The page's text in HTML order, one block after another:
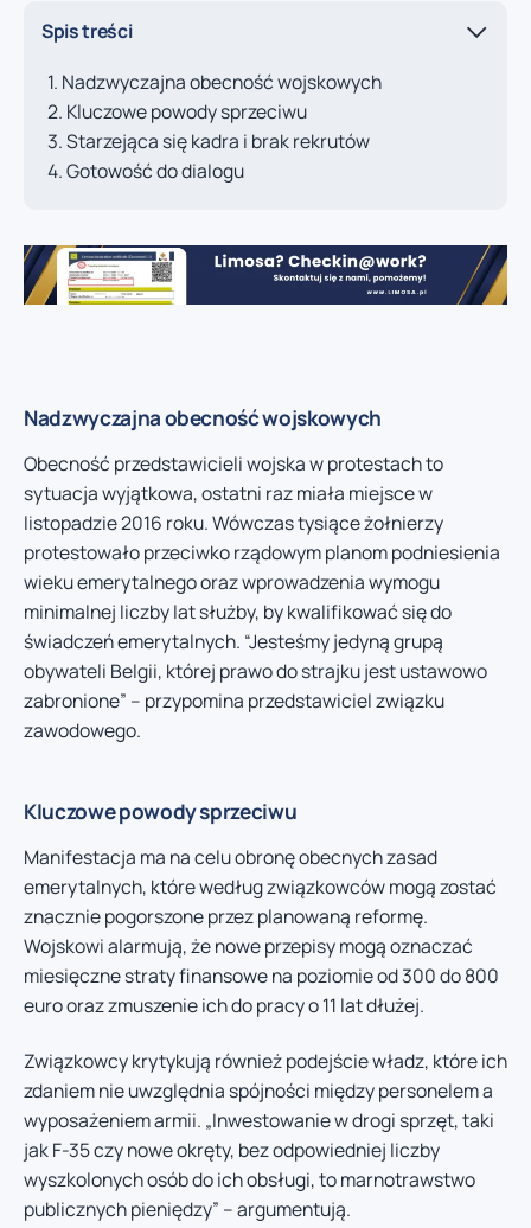
Spis treści
Nadzwyczajna obecność wojskowych
Kluczowe powody sprzeciwu
Starzejąca się kadra i brak rekrutów
Gotowość do dialogu
Nadzwyczajna obecność wojskowych
Obecność przedstawicieli wojska w protestach to
sytuacja wyjątkowa, ostatni raz miała miejsce w
listopadzie 2016 roku. Wówczas tysiące żołnierzy
protestowało przeciwko rządowym planom podniesienia
wieku emerytalnego oraz wprowadzenia wymogu
minimalnej liczby lat służby, by kwalifikować się do
świadczeń emerytalnych. “Jesteśmy jedyną grupą
obywateli Belgii, której prawo do strajku jest ustawowo
zabronione” – przypomina przedstawiciel związku
zawodowego.
Kluczowe powody sprzeciwu
Manifestacja ma na celu obronę obecnych zasad
emerytalnych, które według związkowców mogą zostać
znacznie pogorszone przez planowaną reformę.
Wojskowi alarmują, że nowe przepisy mogą oznaczać
miesięczne straty finansowe na poziomie od 300 do 800
euro oraz zmuszenie ich do pracy o 11 lat dłużej.
Związkowcy krytykują również podejście władz, które ich
zdaniem nie uwzględnia spójności między personelem a
wyposażeniem armii. „Inwestowanie w drogi sprzęt, taki
jak F-35 czy nowe okręty, bez odpowiedniej liczby
wyszkolonych osób do ich obsługi, to marnotrawstwo
publicznych pieniędzy” – argumentują.